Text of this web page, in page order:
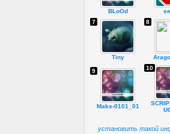
BLoOd
Tiny
7 8
Maks-0101_01
9 10
установить такой